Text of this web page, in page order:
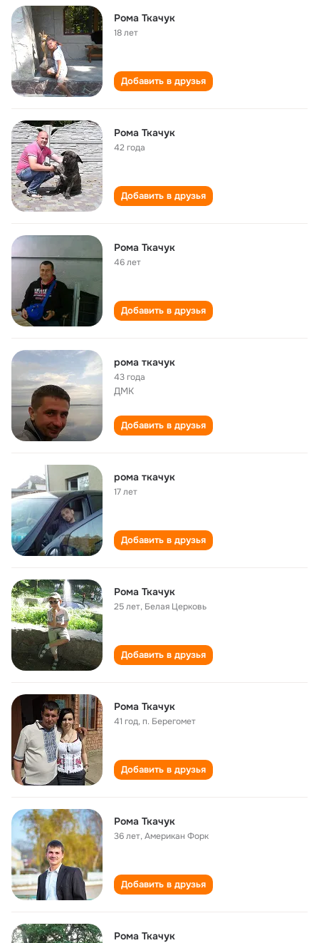
Рома Ткачук
18 лет
Добавить в друзья
Рома Ткачук
42 года
Добавить в друзья
Рома Ткачук
46 лет
Добавить в друзья
рома ткачук
43 года
ДМК
Добавить в друзья
рома ткачук
17 лет
Добавить в друзья
Рома Ткачук
25 лет, Белая Церковь
Добавить в друзья
Рома Ткачук
41 год,п. Берегомет
Добавить в друзья
Рома Ткачук
36 лет,Американ Форк
Добавить в друзья
Рома Ткачук